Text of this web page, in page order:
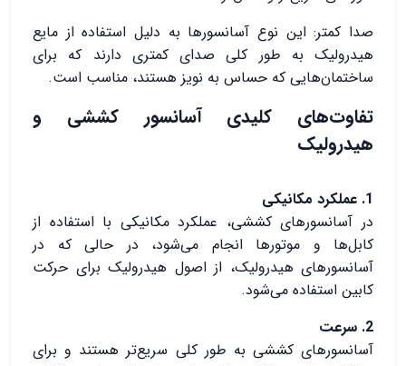
صدا کمتر: این نوع آسانسورها به دلیل استفاده از مایع
هیدرولیک به طور کلی صدای کمتری دارند که برای
ساختمان‌هایی که حساس به نویز هستند، مناسب است.
تفاوت‌های کلیدی آسانسور کششی و
هیدرولیک
1. عملکرد مکانیکی
در آسانسورهای کششی، عملکرد مکانیکی با استفاده از
کابل‌ها و موتورها انجام می‌شود، در حالی که در
آسانسورهای هیدرولیک، از اصول هیدرولیک برای حرکت
کابین استفاده می‌شود.
2. سرعت
آسانسورهای کششی به طور کلی سریع‌تر هستند و برای